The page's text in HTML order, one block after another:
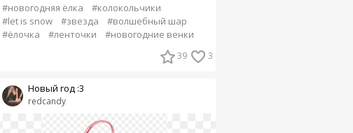
#новогодняя ёлка
#колокольчики
#let is snow
#звезда
#волшебный шар
#ёлочка
#ленточки #новогодние венки
39 3
redcandy
Новый год :3